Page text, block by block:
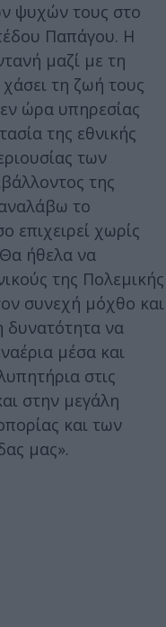
ψυχών τους στο
Παπάγου. Η
μαζί με τη
τη ζωή τους
ώρα υπηρεσίας
της εθνικής
των
της
το
επιχειρεί χωρίς
ήθελα να
της Πολεμικής
συνεχή μόχθο και
δυνατότητα να
μέσα και
στις
στην μεγάλη
και των
μας».